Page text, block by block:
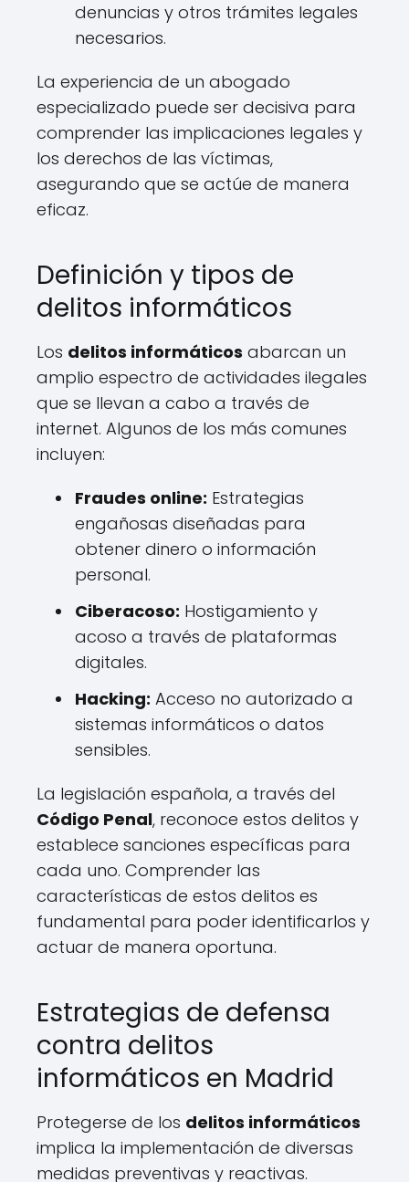
denuncias y otros trámites legales
necesarios.
La experiencia de un abogado
especializado puede ser decisiva para
comprender las implicaciones legales y
los derechos de las víctimas,
asegurando que se actúe de manera
eficaz.
Definición y tipos de
delitos informáticos
Los delitos informáticos abarcan un
amplio espectro de actividades ilegales
que se llevan a cabo a través de
internet. Algunos de los más comunes
incluyen:
Fraudes online: Estrategias
engañosas diseñadas para
obtener dinero o información
personal.
Ciberacoso: Hostigamiento y
acoso a través de plataformas
digitales.
Hacking: Acceso no autorizado a
sistemas informáticos o datos
sensibles.
La legislación española, a través del
Código Penal, reconoce estos delitos y
establece sanciones específicas para
cada uno. Comprender las
características de estos delitos es
fundamental para poder identificarlos y
actuar de manera oportuna.
Estrategias de defensa
contra delitos
informáticos en Madrid
Protegerse de los delitos informáticos
implica la implementación de diversas
medidas preventivas y reactivas.